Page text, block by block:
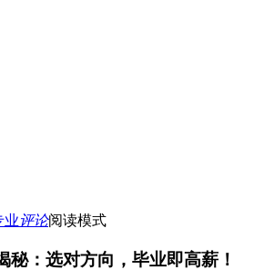
业评论阅读模式
秘：选对方向，毕业即高薪！